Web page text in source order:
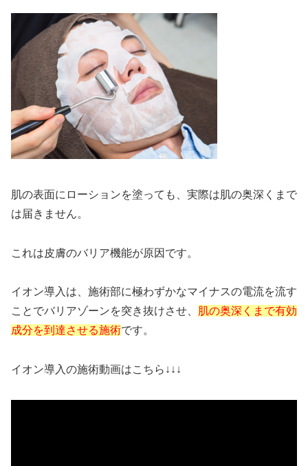
肌の表面にローションを塗っても、実際は肌の奥深くまで
は届きません。
これは皮膚のバリア機能が原因です。
イオン導入は、施術部に極わずかなマイナスの電流を流す
ことでバリアゾーンを突き抜けさせ、 肌の奥深くまで有効
成分を到達させる施術です。
イオン導入の施術動画はこちら↓↓↓